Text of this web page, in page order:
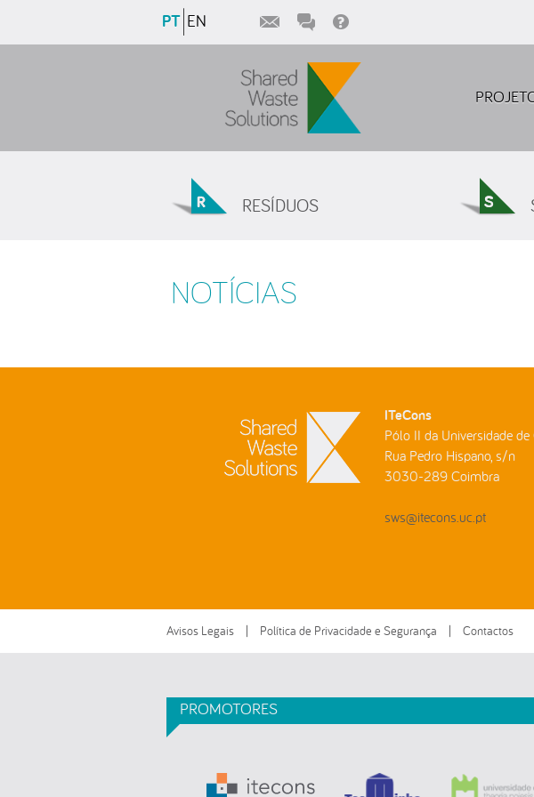
EN
PT
RESÍDUOS
NOTÍCIAS
ITeCons
Pólo II da Universidade
Rua Pedro Hispano, s/n
3030-289 Coimbra
sws@itecons.uc.pt
Avisos Legais Política de Privacidade e Segurança Contactos
PROMOTORES